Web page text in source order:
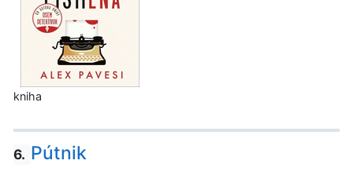
kniha
6. Pútnik